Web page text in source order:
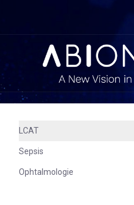
LCAT
Sepsis
Ophtalmologie